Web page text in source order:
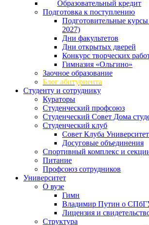
Образовательный кредит
Подготовка к поступлению
Подготовительные
2027)
Дни факультетов
Дни открытых дверей
Конкурс творческих
Гимназия «Ольгино»
Заочное образование
Блог абитуриента
Студенту и сотруднику
Кураторы
Студенческий профсоюз
Студенческий Совет Дома
Студенческий клуб
Совет Клуба
Досуговые объединения
Спортивный комплекс и
Питание
Профсоюз сотрудников
Университет
О вузе
Гимн
Владимир Путин о
Лицензия и
Структура